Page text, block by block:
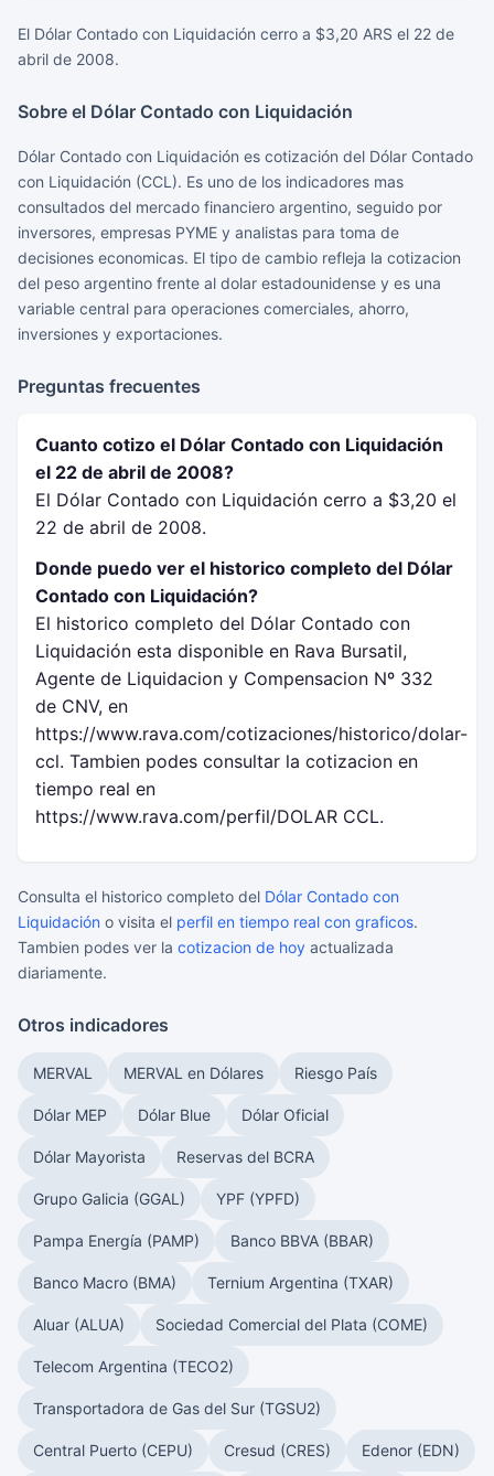
El Dólar Contado con Liquidación cerro a $3,20 ARS el 22 de
abril de 2008.
Sobre el Dólar Contado con Liquidación
Dólar Contado con Liquidación es cotización del Dólar Contado
con Liquidación (CCL). Es uno de los indicadores mas
consultados del mercado financiero argentino, seguido por
inversores, empresas PYME y analistas para toma de
decisiones economicas. El tipo de cambio refleja la cotizacion
del peso argentino frente al dolar estadounidense y es una
variable central para operaciones comerciales, ahorro,
inversiones y exportaciones.
Preguntas frecuentes
Cuanto cotizo el Dólar Contado con Liquidación
el 22 de abril de 2008?
El Dólar Contado con Liquidación cerro a $3,20 el
22 de abril de 2008.
Donde puedo ver el historico completo del Dólar
Contado con Liquidación?
El historico completo del Dólar Contado con
Liquidación esta disponible en Rava Bursatil,
Agente de Liquidacion y Compensacion Nº 332
de CNV, en
https://www.rava.com/cotizaciones/historico/dolar-
ccl. Tambien podes consultar la cotizacion en
tiempo real en
https://www.rava.com/perfil/DOLAR CCL.
Consulta el historico completo del Dólar Contado con
Liquidación o visita el perfil en tiempo real con graficos.
Tambien podes ver la cotizacion de hoy actualizada
diariamente.
Otros indicadores
MERVAL MERVAL en Dólares Riesgo País
Dólar MEP Dólar Blue Dólar Oficial
Dólar Mayorista Reservas del BCRA
Grupo Galicia (GGAL) YPF (YPFD)
Pampa Energía (PAMP) Banco BBVA (BBAR)
Banco Macro (BMA) Ternium Argentina (TXAR)
Aluar (ALUA) Sociedad Comercial del Plata (COME)
Telecom Argentina (TECO2)
Transportadora de Gas del Sur (TGSU2)
Central Puerto (CEPU) Cresud (CRES) Edenor (EDN)